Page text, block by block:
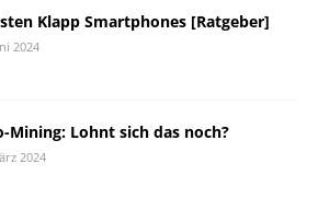
Klapp Smartphones [Ratgeber]
2024
Mining: Lohnt sich das noch?
2024